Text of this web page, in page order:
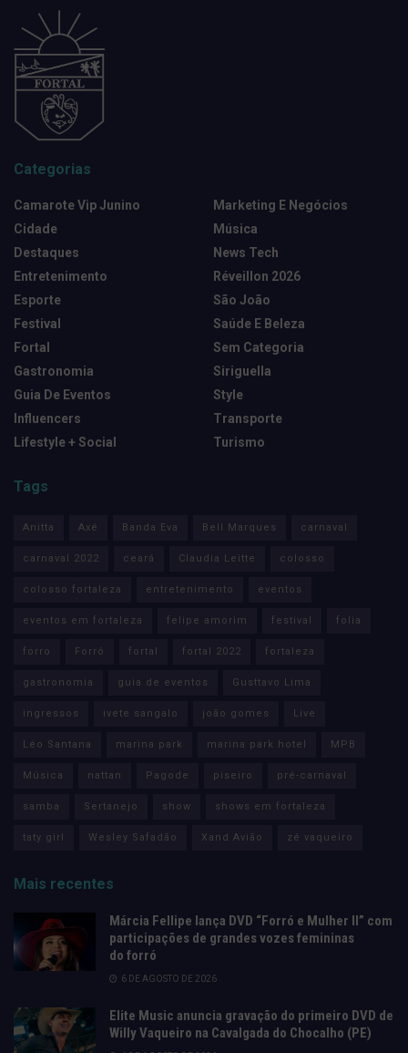
Categorias
Camarote Vip Junino
Cidade
Destaques
Entretenimento
Esporte
Festival
Fortal
Gastronomia
Guia De Eventos
Influencers
Lifestyle + Social
Marketing E Negócios
Música
News Tech
Réveillon 2026
São João
Saúde E Beleza
Sem Categoria
Siriguella
Style
Transporte
Turismo
Tags
Anitta Axé Banda Eva Bell Marques carnaval
carnaval 2022 ceará Claudia Leitte colosso
colosso fortaleza entretenimento eventos
eventos em fortaleza felipe amorim festival folia
forro Forró fortal fortal 2022 fortaleza
gastronomia guia de eventos Gusttavo Lima
ingressos ivete sangalo joão gomes Live
Léo Santana marina park marina park hotel MPB
Música nattan Pagode piseiro pré-carnaval
samba Sertanejo show shows em fortaleza
taty girl Wesley Safadão Xand Avião zé vaqueiro
Mais recentes
Márcia Fellipe lança DVD “Forró e Mulher II” com
participações de grandes vozes femininas
do forró
6 DE AGOSTO DE 2026
Elite Music anuncia gravação do primeiro DVD de
Willy Vaqueiro na Cavalgada do Chocalho (PE)